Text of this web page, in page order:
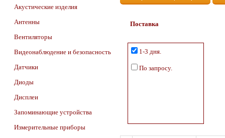
Акустические изделия
Антенны
Вентиляторы
Видеонаблюдение и безопасность
Датчики
Диоды
Дисплеи
Запоминающие устройства
Измерительные приборы
Поставка
1-3 дня.
По запросу.